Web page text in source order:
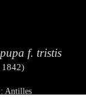
f. tristis
: Antilles